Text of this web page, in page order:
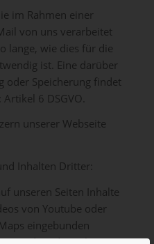
im Rahmen einer
von uns verarbeitet
lange, wie dies für die
ist. Eine darüber
oder Speicherung findet
6 DSGVO.
unserer Webseite
Inhalten Dritter:
unseren Seiten Inhalte
von Youtube oder
eingebunden